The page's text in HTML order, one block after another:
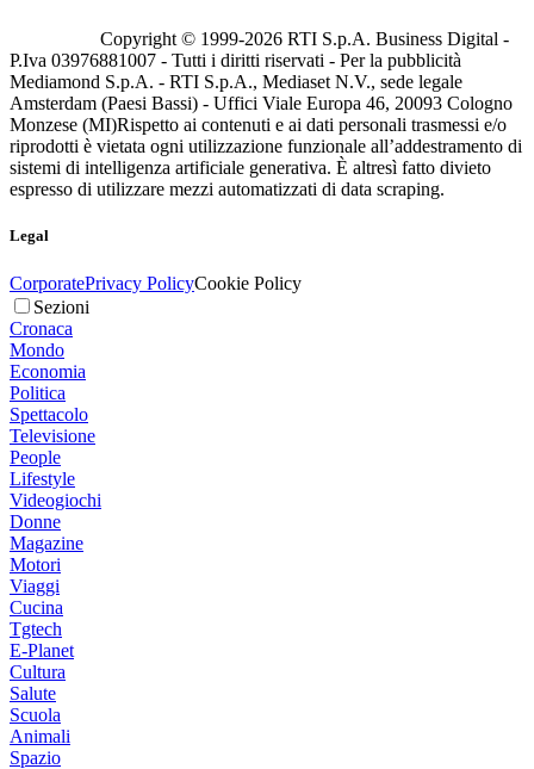
Copyright © 1999-2026 RTI S.p.A. Business Digital -
P.Iva 03976881007 - Tutti i diritti riservati - Per la pubblicità
Mediamond S.p.A. - RTI S.p.A., Mediaset N.V., sede legale
Amsterdam (Paesi Bassi) - Uffici Viale Europa 46, 20093 Cologno
Monzese (MI)Rispetto ai contenuti e ai dati personali trasmessi e/o
riprodotti è vietata ogni utilizzazione funzionale all’addestramento di
sistemi di intelligenza artificiale generativa. È altresì fatto divieto
espresso di utilizzare mezzi automatizzati di data scraping.
Legal
CorporatePrivacy PolicyCookie Policy
Sezioni
Cronaca
Mondo
Economia
Politica
Spettacolo
Televisione
People
Lifestyle
Videogiochi
Donne
Magazine
Motori
Viaggi
Cucina
Tgtech
E-Planet
Cultura
Salute
Scuola
Animali
Spazio